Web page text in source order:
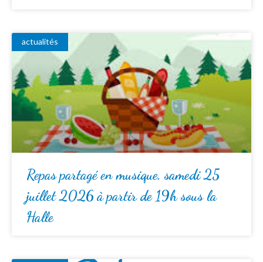
actualités
Repas partagé en musique, samedi 25
juillet 2026 à partir de 19h sous la
Halle